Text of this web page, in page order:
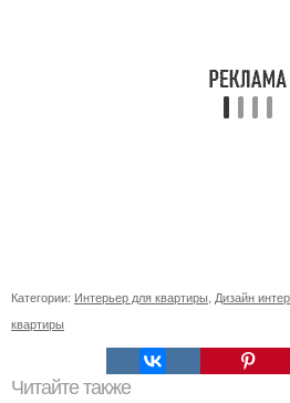
Категории: Интерьер для квартиры Дизайн
квартиры
Читайте также